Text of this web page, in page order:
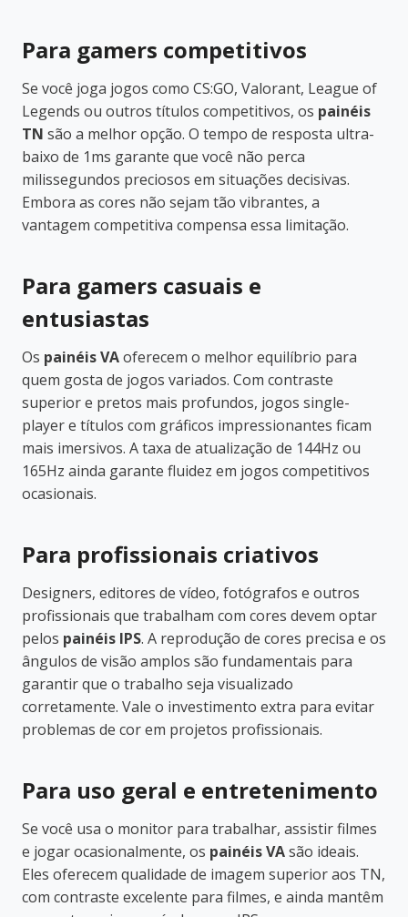
Para gamers competitivos
Se você joga jogos como CS:GO, Valorant, League of
Legends ou outros títulos competitivos, os painéis
TN são a melhor opção. O tempo de resposta ultra-
baixo de 1ms garante que você não perca
milissegundos preciosos em situações decisivas.
Embora as cores não sejam tão vibrantes, a
vantagem competitiva compensa essa limitação.
Para gamers casuais e
entusiastas
Os painéis VAoferecem o melhor equilíbrio para
quem gosta de jogos variados. Com contraste
superior e pretos mais profundos, jogos single-
player e títulos com gráficos impressionantes ficam
mais imersivos. A taxa de atualização de 144Hz ou
165Hz ainda garante fluidez em jogos competitivos
ocasionais.
Para profissionais criativos
Designers, editores de vídeo, fotógrafos e outros
profissionais que trabalham com cores devem optar
pelos painéis IPS. A reprodução de cores precisa e os
ângulos de visão amplos são fundamentais para
garantir que o trabalho seja visualizado
corretamente. Vale o investimento extra para evitar
problemas de cor em projetos profissionais.
Para uso geral e entretenimento
Se você usa o monitor para trabalhar, assistir filmes
e jogar ocasionalmente, os painéis VAsão ideais.
Eles oferecem qualidade de imagem superior aos TN,
com contraste excelente para filmes, e ainda mantêm